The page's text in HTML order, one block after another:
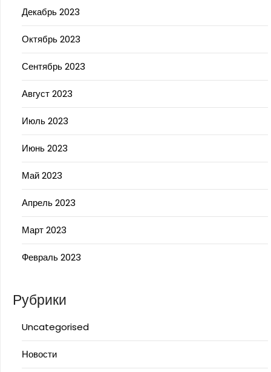
Декабрь 2023
Октябрь 2023
Сентябрь 2023
Август 2023
Июль 2023
Июнь 2023
Май 2023
Апрель 2023
Март 2023
Февраль 2023
Рубрики
Uncategorised
Новости